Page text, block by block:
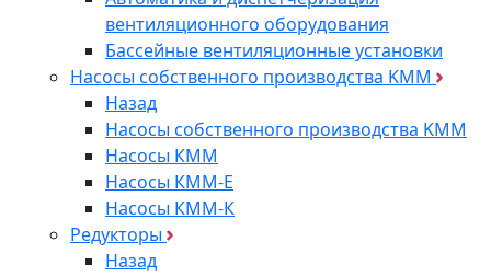
вентиляционного оборудования
Бассейные вентиляционные установки
Насосы собственного производства KMM
Назад
Насосы собственного производства KMM
Насосы КММ
Насосы КММ-Е
Насосы КММ-К
Редукторы
Назад